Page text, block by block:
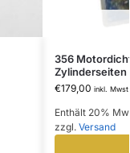
356
Zylinderseiten
€179,00 inkl. Mwst
Enthält 20%
zzgl. Versand